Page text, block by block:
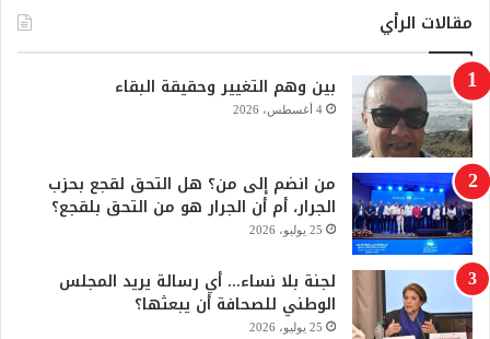
ب
و
ك
u
T
b
e
مقالات الرأي
بين وهم التغيير وحقيقة البقاء
4 أغسطس، 2026
من انضم إلى من؟ هل التحق لقجع بحزب
الجرار، أم أن الجرار هو من التحق بلقجع؟
25 يوليو، 2026
لجنة بلا نساء… أي رسالة يريد المجلس
الوطني للصحافة أن يبعثها؟
25 يوليو، 2026